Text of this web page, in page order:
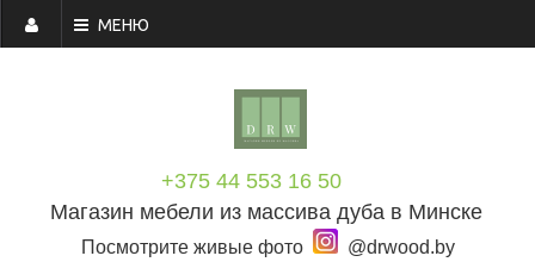
МЕНЮ
+375 44 553 16 50
Магазин мебели из массива дуба в Минске
Посмотрите живые фото
@drwood.by